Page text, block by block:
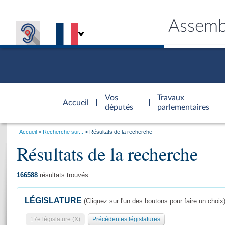
Accueil
d'accueil
Vos
députés
Travaux
parlementaires
Général
Vous
Accueil Recherche sur... Résultats de la recherche
Résultats de la recherche
166588 résultats trouvés
LÉGISLATURE (Cliquez sur l'un des boutons pour faire un choix)
17e législature (X) Précédentes législatures